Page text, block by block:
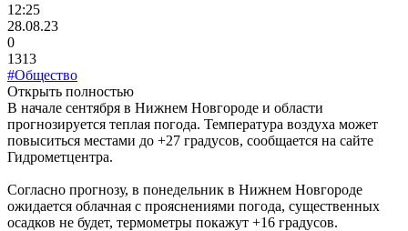
12:25
28.08.23
0
1313
#Общество
Открыть полностью
В начале сентября в Нижнем Новгороде и области
прогнозируется теплая погода. Температура воздуха может
повыситься местами до +27 градусов, сообщается на сайте
Гидрометцентра.
Согласно прогнозу, в понедельник в Нижнем Новгороде
ожидается облачная с прояснениями погода, существенных
осадков не будет, термометры покажут +16 градусов.